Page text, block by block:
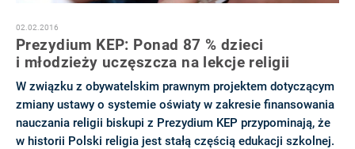
02.02.2016
Prezydium KEP: Ponad 87 % dzieci
i młodzieży uczęszcza na lekcje religii
W związku z obywatelskim prawnym projektem dotyczącym
zmiany ustawy o systemie oświaty w zakresie finansowania
nauczania religii biskupi z Prezydium KEP przypominają, że
w historii Polski religia jest stałą częścią edukacji szkolnej.